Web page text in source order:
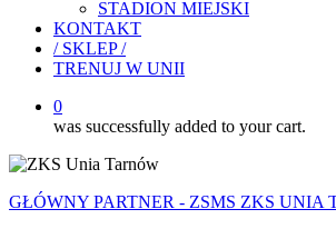
STADION MIEJSKI
KONTAKT
/ SKLEP /
TRENUJ W UNII
0
was successfully added to your cart.
GŁÓWNY PARTNER - ZSMS ZKS UNIA